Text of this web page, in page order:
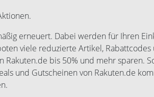
erneuert. Dabei werden für Ihren
viele reduzierte Artikel, Rabattcodes
Rakuten.de bis 50% und mehr sparen.
und Gutscheinen von Rakuten.de